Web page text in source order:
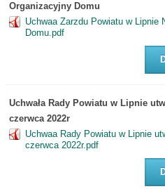
Organizacyjny Domu
Uchwaa Zarzdu Powiatu w Lipnie
Domu.pdf
Uchwała Rady Powiatu w Lipnie
czerwca 2022r
Uchwaa Rady Powiatu w Lipnie
czerwca 2022r.pdf